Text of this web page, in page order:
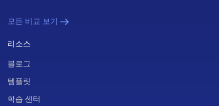
모든 비교 보기
리소스
블로그
템플릿
학습 센터